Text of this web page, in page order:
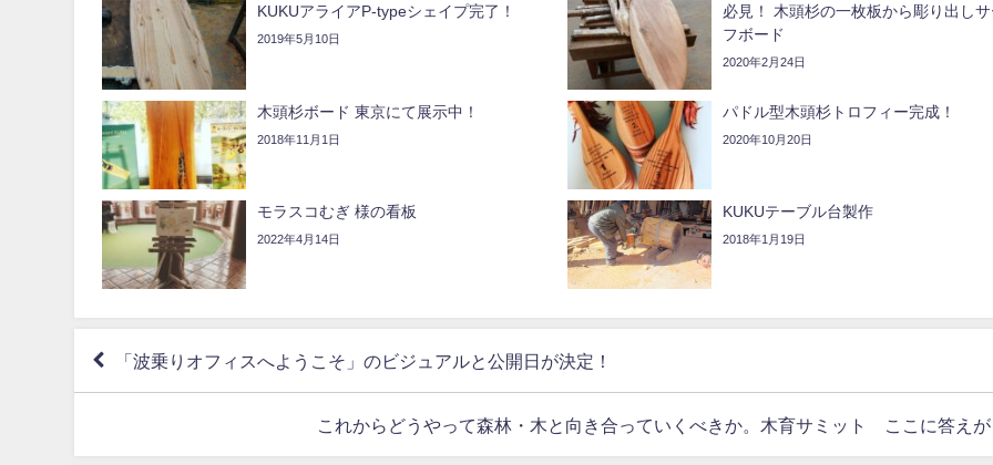
KUKUアライアP-typeシェイプ完了！
2019年5月10日
必見！ 木頭杉の一枚板から彫り出し
フボード
2020年2月24日
木頭杉ボード 東京にて展示中！
2018年11月1日
パドル型木頭杉トロフィー完成！
2020年10月20日
モラスコむぎ 様の看板
2022年4月14日
KUKUテーブル台製作
2018年1月19日
「波乗りオフィスへようこそ」のビジュアルと公開日が決定！
これからどうやって森林・木と向き合っていくべきか。木育サミット ここに答え